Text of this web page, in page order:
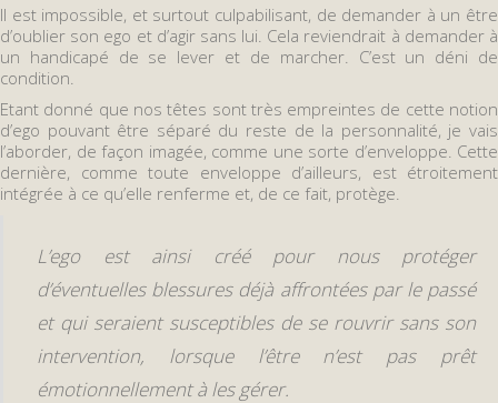
Il est impossible, et surtout culpabilisant, de demander à un être
d’oublier son ego et d’agir sans lui. Cela reviendrait à demander à
un handicapé de se lever et de marcher. C’est un déni de
condition.
Etant donné que nos têtes sont très empreintes de cette notion
d’ego pouvant être séparé du reste de la personnalité, je vais
l’aborder, de façon imagée, comme une sorte d’enveloppe. Cette
dernière, comme toute enveloppe d’ailleurs, est étroitement
intégrée à ce qu’elle renferme et, de ce fait, protège.
L’ego est ainsi créé pour nous protéger
d’éventuelles blessures déjà affrontées par le passé
et qui seraient susceptibles de se rouvrir sans son
intervention, lorsque l’être n’est pas prêt
émotionnellement à les gérer.